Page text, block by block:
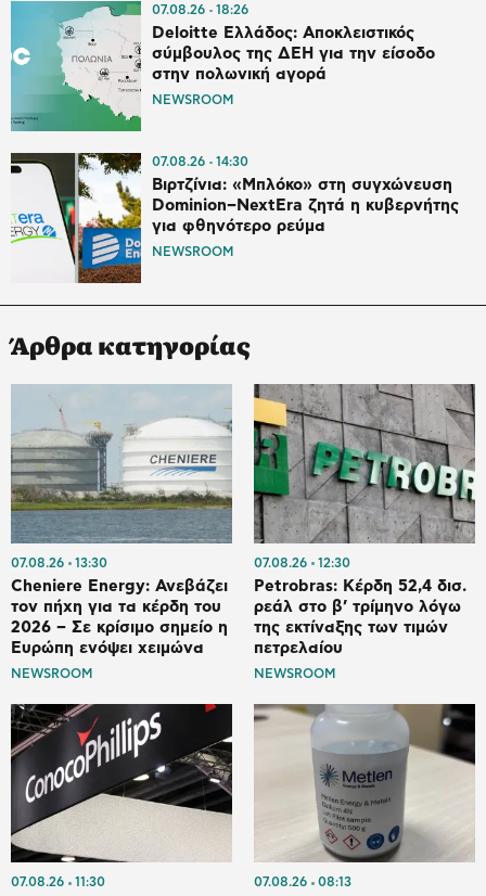
07.08.26 18:26
Deloitte Ελλάδος: Αποκλειστικός
σύμβουλος της ΔΕΗ για την είσοδο
στην πολωνική αγορά
NEWSROOM
07.08.26 14:30
Βιρτζίνια: «Μπλόκο» στη συγχώνευση
Dominion–NextEra ζητά η κυβερνήτης
για φθηνότερο ρεύμα
NEWSROOM
Άρθρα κατηγορίας
07.08.26 13:30
Cheniere Energy: Ανεβάζει
τον πήχη για τα κέρδη του
2026 – Σε κρίσιμο σημείο η
Ευρώπη ενόψει χειμώνα
NEWSROOM
07.08.26 12:30
Petrobras: Κέρδη 52,4 δισ.
ρεάλ στο β’ τρίμηνο λόγω
της εκτίναξης των τιμών
πετρελαίου
NEWSROOM
07.08.26 11:30 07.08.26 08:13